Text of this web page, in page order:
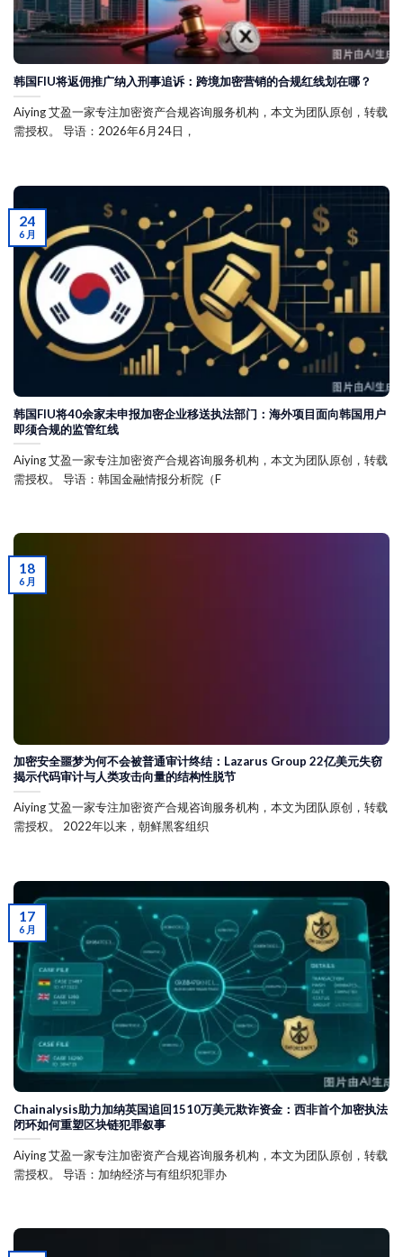
韩国FIU将返佣推广纳入刑事追诉：跨境加密营销的合规红线划在哪？
Aiying 艾盈一家专注加密资产合规咨询服务机构，本文为团队原创，转载
需授权。 导语：2026年6月24日，
韩国FIU将40余家未申报加密企业移送执法部门：海外项目面向韩国用户
即须合规的监管红线
Aiying 艾盈一家专注加密资产合规咨询服务机构，本文为团队原创，转载
需授权。 导语：韩国金融情报分析院（F
24
6 月
加密安全噩梦为何不会被普通审计终结：Lazarus Group 22亿美元失窃
揭示代码审计与人类攻击向量的结构性脱节
Aiying 艾盈一家专注加密资产合规咨询服务机构，本文为团队原创，转载
需授权。 2022年以来，朝鲜黑客组织
18
6 月
Chainalysis助力加纳英国追回1510万美元欺诈资金：西非首个加密执法
闭环如何重塑区块链犯罪叙事
Aiying 艾盈一家专注加密资产合规咨询服务机构，本文为团队原创，转载
需授权。 导语：加纳经济与有组织犯罪办
17
6 月